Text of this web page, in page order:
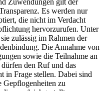
Zuwendungen gilt der
Es werden nur
die nicht im Verdacht
hervorzurufen. Unter
zulässig im Rahmen der
Die Annahme von
sowie die Teilnahme an
dürfen den Ruf und das
in Frage stellen. Dabei sind
Gepflogenheiten zu